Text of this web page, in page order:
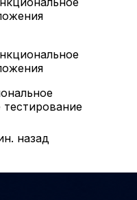
тестирование
назад